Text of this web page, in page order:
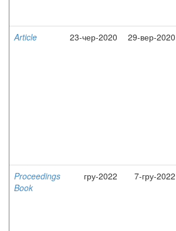
Article
23-чер-2020 29-вер-2020
Proceedings
Book
гру-2022 7-гру-2022